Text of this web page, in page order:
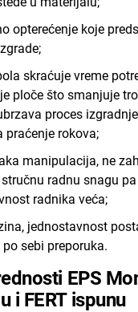
opterećenje koje
skraćuje vreme
ploče što smanjuje
proces
praćenje rokova;
manipulacija, ne
radnu snagu
radnika veća;
jednostavnost
sebi preporuka.
EPS
i FERT ispunu